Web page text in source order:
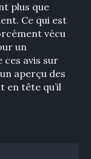
plus que
Ce qui est
vécu
un
avis sur
aperçu des
en tête qu’il